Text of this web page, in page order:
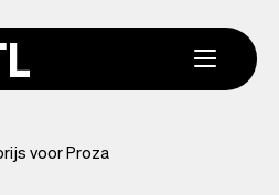
voor Proza